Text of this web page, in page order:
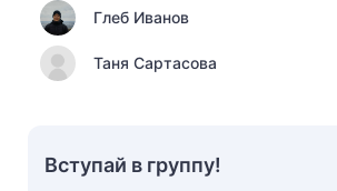
Глеб Иванов
Таня Сартасова
Вступай в группу!